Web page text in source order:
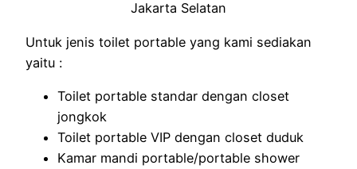
Untuk jenis toilet portable yang kami sediakan
yaitu :
Toilet portable standar dengan closet
jongkok
Toilet portable VIP dengan closet duduk
Kamar mandi portable/portable shower